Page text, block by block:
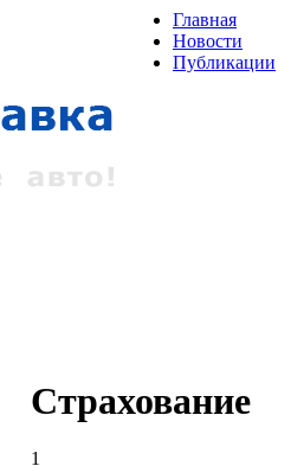
Главная
Новости
Публикации
Страхование
1